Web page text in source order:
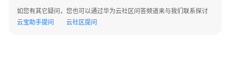
据
库
如您有其它疑问，您也可以通过华为云社区问答频道来与我们联系探讨
云宝助手提问
云社区提问